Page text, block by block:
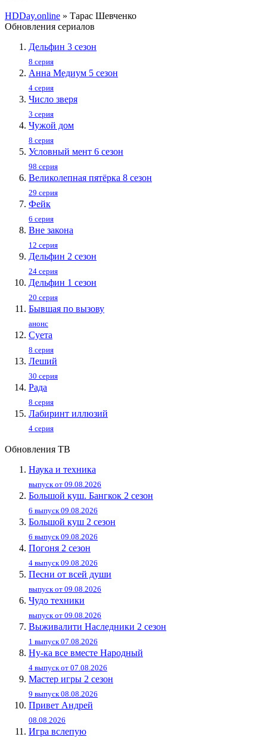
HDDay.online » Тарас Шевченко
Обновления сериалов
Дельфин 3 сезон
8 серия
Анна Медиум 5 сезон
4 серия
Число зверя
3 серия
Чужой дом
8 серия
Условный мент 6 сезон
98 серия
Великолепная пятёрка 8 сезон
29 серия
Фейк
6 серия
Вне закона
12 серия
Дельфин 2 сезон
24 серия
Дельфин 1 сезон
20 серия
Бывшая по вызову
анонс
Суета
8 серия
Леший
30 серия
Рада
8 серия
Лабиринт иллюзий
4 серия
Обновления ТВ
Наука и техника
выпуск от 09.08.2026
Большой куш. Бангкок 2 сезон
6 выпуск 09.08.2026
Большой куш 2 сезон
6 выпуск 09.08.2026
Погоня 2 сезон
4 выпуск 09.08.2026
Песни от всей души
выпуск от 09.08.2026
Чудо техники
выпуск от 09.08.2026
Выживалити Наследники 2 сезон
1 выпуск 07.08.2026
Ну-ка все вместе Народный
4 выпуск от 07.08.2026
Мастер игры 2 сезон
9 выпуск 08.08.2026
Привет Андpей
08.08.2026
Игра вслепую